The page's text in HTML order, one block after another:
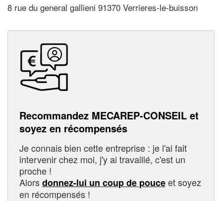
8 rue du general gallieni 91370 Verrieres-le-buisson
Recommandez MECAREP-CONSEIL et
soyez en récompensés
Je connais bien cette entreprise : je l'ai fait
intervenir chez moi, j'y ai travaillé, c'est un
proche !
Alorsdonnez-lui un coup de pouceet soyez
en récompensés !